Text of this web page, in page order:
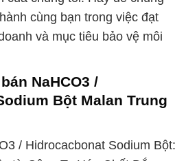
cùng bạn trong việc đạt
và mục tiêu bảo vệ môi
NaHCO3 /
Bột Malan Trung
/ Hidrocacbonat Sodium Bột: